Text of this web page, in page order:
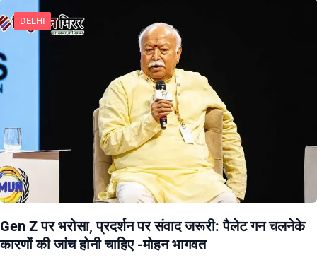
DELHI
Gen Z पर भरोसा, प्रदर्शन पर संवाद जरूरी: पैलेट गन चलनेके
कारणों की जांच होनी चाहिए -मोहन भागवत